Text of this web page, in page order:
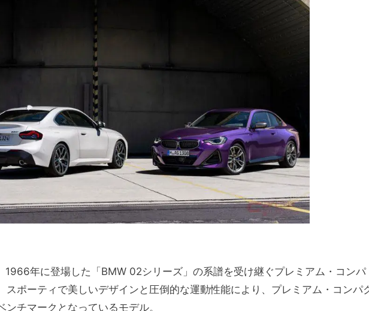
1966年に登場した「BMW 02シリーズ」の系譜を受け継ぐプレミアム・コンパ
スポーティで美しいデザインと圧倒的な運動性能により、プレミアム・コンパ
ンチマークとなっているモデル。